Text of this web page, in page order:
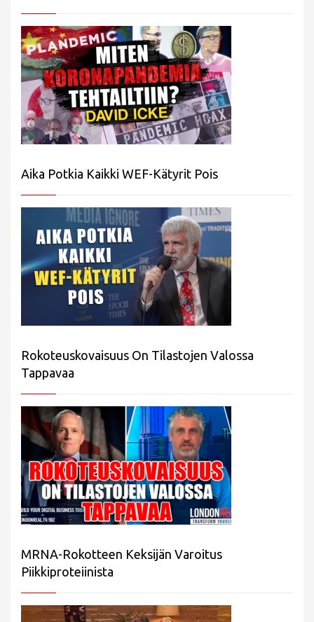
Aika Potkia Kaikki WEF-Kätyrit Pois
Rokoteuskovaisuus On Tilastojen Valossa
Tappavaa
MRNA-Rokotteen Keksijän Varoitus
Piikkiproteiinista